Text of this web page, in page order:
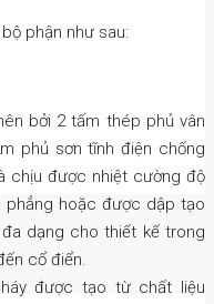
phận như sau:
bởi 2 tấm thép phủ vân
phủ sơn tĩnh điện chống
chịu được nhiệt cường độ
hoặc được dập tạo
dạng cho thiết kế trong
cổ điển.
được tạo từ chất liệu